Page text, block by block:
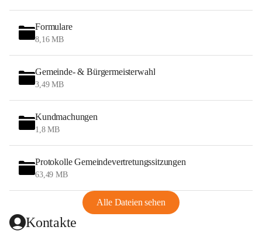
Formulare
8,16 MB
Gemeinde- & Bürgermeisterwahl
3,49 MB
Kundmachungen
1,8 MB
Protokolle Gemeindevertretungssitzungen
63,49 MB
Alle Dateien sehen
Kontakte